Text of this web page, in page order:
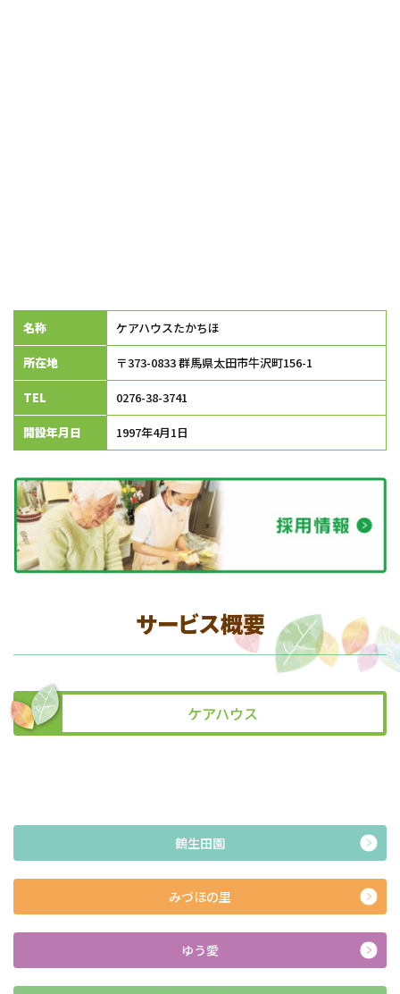
名称 ケアハウスたかちほ
所在地 〒373-0833 群馬県太田市牛沢町156-1
TEL 0276-38-3741
開設年月日 1997年4月1日
サービス概要
ケアハウス
鶴生田園
みづほの里
ゆう愛